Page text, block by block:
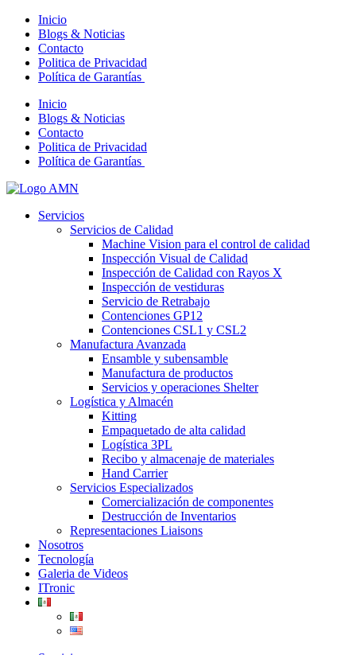
Inicio
Blogs & Noticias
Contacto
Politica de Privacidad
Política de Garantías
Inicio
Blogs & Noticias
Contacto
Politica de Privacidad
Política de Garantías
Servicios
Servicios de Calidad
Machine Vision para el control de calidad
Inspección Visual de Calidad
Inspección de Calidad con Rayos X
Inspección de vestiduras
Servicio de Retrabajo
Contenciones GP12
Contenciones CSL1 y CSL2
Manufactura Avanzada
Ensamble y subensamble
Manufactura de productos
Servicios y operaciones Shelter
Logística y Almacén
Kitting
Empaquetado de alta calidad
Logística 3PL
Recibo y almacenaje de materiales
Hand Carrier
Servicios Especializados
Comercialización de componentes
Destrucción de Inventarios
Representaciones Liaisons
Nosotros
Tecnología
Galeria de Videos
ITronic